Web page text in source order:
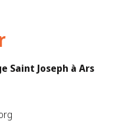
Saint Joseph à Ars